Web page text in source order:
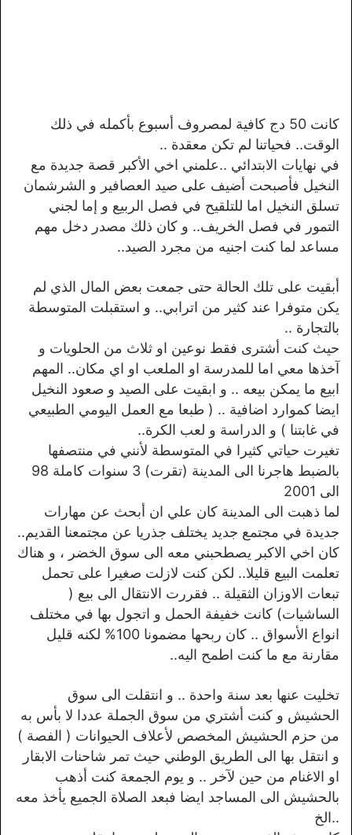
كانت 50 دج كافية لمصروف أسبوع بأكمله في ذلك
الوقت.. فحياتنا لم تكن معقدة ..
في نهايات الابتدائي ..علمني اخي الأكبر قصة جديدة مع
النخيل فأصبحت أضيف على صيد العصافير و الشرشمان
تسلق النخيل اما للتلقيح في فصل الربيع و إما لجني
التمور في فصل الخريف.. و كان ذلك مصدر دخل مهم
مساعد لما كنت اجنيه من مجرد الصيد..
أبقيت على تلك الحالة حتى جمعت بعض المال الذي لم
يكن متوفرا عند كثير من اترابي.. و استقبلت المتوسطة
بالتجارة ..
حيث كنت أشترى فقط نوعين او ثلاث من الحلويات و
آخذها معي اما للمدرسة او الملعب او اي مكان.. المهم
ابيع ما يمكن بيعه .. و ابقيت على الصيد و صعود النخيل
ايضا كموارد اضافية .. ( طبعا مع العمل اليومي الطبيعي
في غابتنا ) و الدراسة و لعب الكرة..
تغيرت حياتي كثيرا في المتوسطة لأنني في منتصفها
بالضبط هاجرنا الى المدينة (تقرت) 3 سنوات كاملة 98
الى 2001
لما ذهبت الى المدينة كان علي ان أبحث عن مهارات
جديدة في مجتمع جديد يختلف جذريا عن مجتمعنا القديم..
كان اخي الاكبر يصطحبني معه الى سوق الخضر ، و هناك
تعلمت البيع قليلا.. لكن كنت لازلت صغيرا على تحمل
تبعات الاوزان الثقيلة .. فقررت الانتقال الى بيع (
الساشيات) كانت خفيفة الحمل و اتجول بها في مختلف
انواع الأسواق .. كان ربحها مضمونا 100% لكنه قليل
مقارنة مع ما كنت اطمح اليه..
تخليت عنها بعد سنة واحدة .. و انتقلت الى سوق
الحشيش و كنت أشتري من سوق الجملة عددا لا بأس به
من حزم الحشيش المخصص لأعلاف الحيوانات ( الفصة )
و انتقل بها الى الطريق الوطني حيث تمر شاحنات الابقار
او الاغنام من حين لآخر .. و يوم الجمعة كنت أذهب
بالحشيش الى المساجد ايضا فبعد الصلاة الجميع يأخذ معه
..الخ